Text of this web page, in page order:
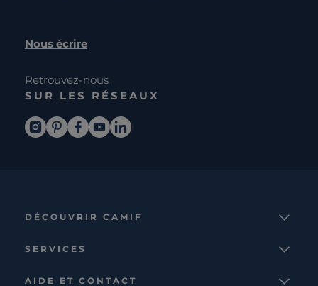
Nous écrire
Retrouvez-nous
SUR LES RÉSEAUX
DÉCOUVRIR CAMIF
Nos collections
SERVICES
AIDE ET CONTACT